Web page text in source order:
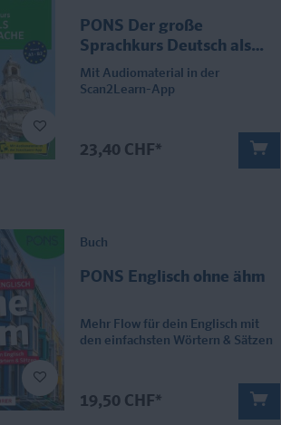
PONS Der große
Sprachkurs Deutsch als
Fremdsprache
Mit Audiomaterial in der
Scan2Learn-App
23,40 CHF*
Buch
PONS Englisch ohne ähm
Mehr Flow für dein Englisch mit
den einfachsten Wörtern & Sätzen
19,50 CHF*